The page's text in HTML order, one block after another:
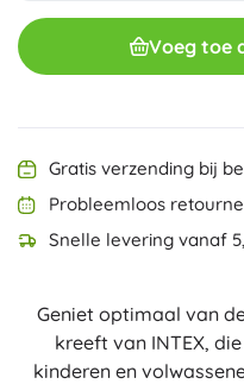
Voeg toe
Gratis verzending bij
Probleemloos
Snelle levering vanaf
Geniet optimaal van
kreeft van INTEX, die
kinderen en